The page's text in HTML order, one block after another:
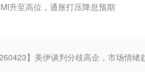
升至高位，通胀打压降息预期
】美伊谈判分歧高企，市场情绪